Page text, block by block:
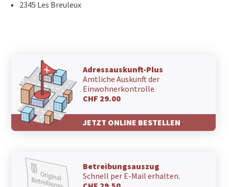
2345 Les Breuleux
Adressauskunft-Plus
Amtliche Auskunft der
Einwohnerkontrolle
CHF 29.00
JETZT ONLINE BESTELLEN
Betreibungsauszug
Schnell per E-Mail erhalten.